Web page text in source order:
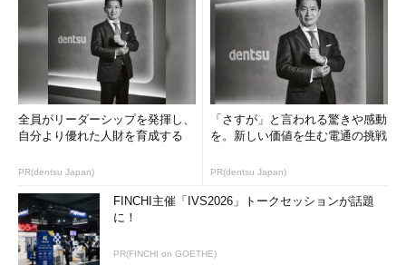
全員がリーダーシップを発揮し、
自分より優れた人財を育成する
PR(dentsu Japan)
「さすが」と言われる驚きや感動
を。新しい価値を生む電通の挑戦
PR(dentsu Japan)
FINCHI主催「IVS2026」トークセッションが話題
に！
PR(FINCHI on GOETHE)